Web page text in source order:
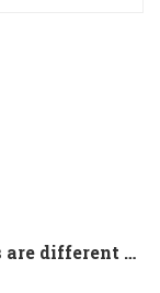
Brand new ways to such questions are different of legislation to help you jurisdiction